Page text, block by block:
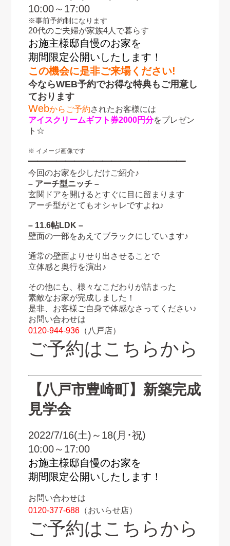
10:00～17:00
※事前予約制になります
20代のご夫婦が家族4人で暮らす
お施主様邸自慢のお家を
期間限定公開いしたします！
この機会に是非ご来場ください!
今ならWEB予約でお得な特典もご用意し
ております
Webからご予約されたお客様には
アイスクリームギフト券2000円分をプレゼン
ト☆
※ イメージ画像です
━━━━━━━━━━━━━━━━━
今回のお家を少しだけご紹介♪
– アーチ型ニッチ –
玄関ドアを開けるとすぐに目に留まります
アーチ型がとてもオシャレですよね♪
– 11.6帖LDK –
壁面の一部をあえてブラックにしています♪
通常の壁面よりせり出させることで
立体感と奥行を演出♪
その他にも、様々なこだわりが詰まった
素敵なお家が完成しました！
是非、お客様ご自身で体感なさってください♪
お問い合わせは
0120-944-936（八戸店）
ご予約はこちらから
【八戸市豊崎町】新築完成
見学会
2022/7/16(土)～18(月･祝)
10:00～17:00
お施主様邸自慢のお家を
期間限定公開いしたします！
お問い合わせは
0120-377-688（おいらせ店）
ご予約はこちらから